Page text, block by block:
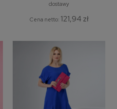
dostawy
Cena netto: 121,94 zł